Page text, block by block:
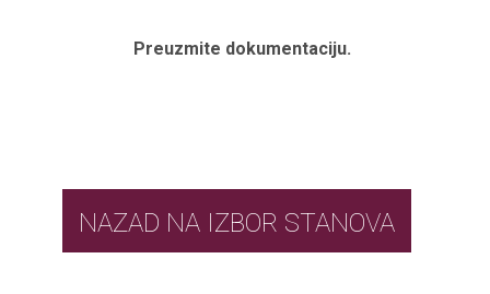
Preuzmite dokumentaciju.
NAZAD NA IZBOR STANOVA